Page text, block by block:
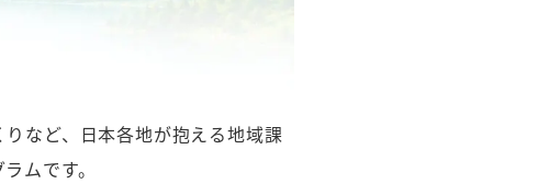
など、日本各地が抱える地域課
ムです。